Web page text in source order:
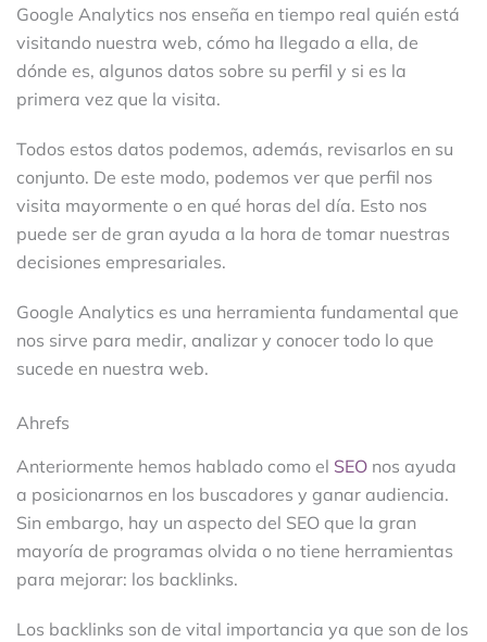
Google Analytics nos enseña en tiempo real quién está
visitando nuestra web, cómo ha llegado a ella, de
dónde es, algunos datos sobre su perfil y si es la
primera vez que la visita.
Todos estos datos podemos, además, revisarlos en su
conjunto. De este modo, podemos ver que perfil nos
visita mayormente o en qué horas del día. Esto nos
puede ser de gran ayuda a la hora de tomar nuestras
decisiones empresariales.
Google Analytics es una herramienta fundamental que
nos sirve para medir, analizar y conocer todo lo que
sucede en nuestra web.
Ahrefs
Anteriormente hemos hablado como el SEO nos ayuda
a posicionarnos en los buscadores y ganar audiencia.
Sin embargo, hay un aspecto del SEO que la gran
mayoría de programas olvida o no tiene herramientas
para mejorar: los backlinks.
Los backlinks son de vital importancia ya que son de los